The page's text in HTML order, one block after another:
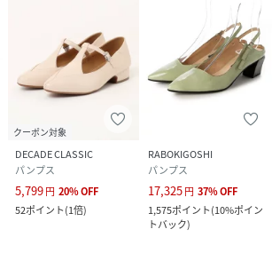
クーポン対象
DECADE CLASSIC
パンプス
5,799円 20%OFF
52ポイント(1倍)
RABOKIGOSHI
パンプス
17,325円 37%OFF
1,575ポイント(10%ポイン
トバック)